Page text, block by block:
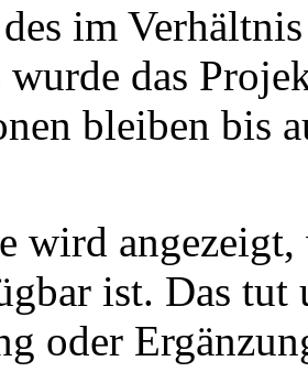
im
das
bleiben bis
wird
ist. Das tut
oder